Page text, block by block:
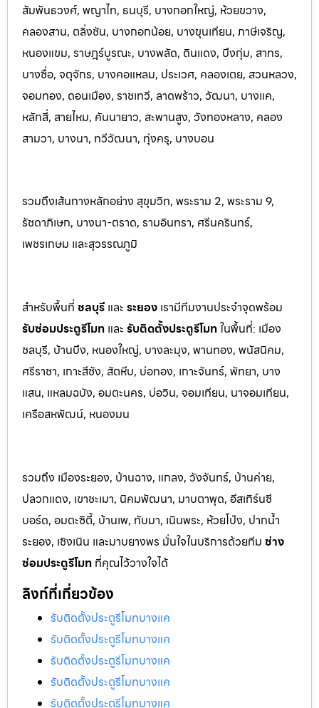
สัมพันธวงศ์, พญาไท, ธนบุรี, บางกอกใหญ่, ห้วยขวาง,
คลองสาน, ตลิ่งชัน, บางกอกน้อย, บางขุนเทียน, ภาษีเจริญ,
หนองแขม, ราษฎร์บูรณะ, บางพลัด, ดินแดง, บึงกุ่ม, สาทร,
บางซื่อ, จตุจักร, บางคอแหลม, ประเวศ, คลองเตย, สวนหลวง,
จอมทอง, ดอนเมือง, ราชเทวี, ลาดพร้าว, วัฒนา, บางแค,
หลักสี่, สายไหม, คันนายาว, สะพานสูง, วังทองหลาง, คลอง
สามวา, บางนา, ทวีวัฒนา, ทุ่งครุ, บางบอน
รวมถึงเส้นทางหลักอย่าง สุขุมวิท, พระราม 2, พระราม 9,
รัชดาภิเษก, บางนา-ตราด, รามอินทรา, ศรีนครินทร์,
เพชรเกษม และสุวรรณภูมิ
สำหรับพื้นที่ ชลบุรี และ ระยอง เรามีทีมงานประจำจุดพร้อม
รับซ่อมประตูรีโมท และ รับติดตั้งประตูรีโมทในพื้นที่: เมือง
ชลบุรี, บ้านบึง, หนองใหญ่, บางละมุง, พานทอง, พนัสนิคม,
ศรีราชา, เกาะสีชัง, สัตหีบ, บ่อทอง, เกาะจันทร์, พัทยา, บาง
แสน, แหลมฉบัง, อมตะนคร, บ่อวิน, จอมเทียน, นาจอมเทียน,
เครือสหพัฒน์, หนองมน
รวมถึง เมืองระยอง, บ้านฉาง, แกลง, วังจันทร์, บ้านค่าย,
ปลวกแดง, เขาชะเมา, นิคมพัฒนา, มาบตาพุด, อีสเทิร์นซี
บอร์ด, อมตะซิตี้, บ้านเพ, ทับมา, เนินพระ, ห้วยโป่ง, ปากน้ำ
ระยอง, เชิงเนิน และมาบยางพร มั่นใจในบริการด้วยทีม ช่าง
ซ่อมประตูรีโมท ที่คุณไว้วางใจได้
ลิงก์ที่เกี่ยวข้อง
รับติดตั้งประตูรีโมทบางแค
รับติดตั้งประตูรีโมทบางแค
รับติดตั้งประตูรีโมทบางแค
รับติดตั้งประตูรีโมทบางแค
รับติดตั้งประตูรีโมทบางแค